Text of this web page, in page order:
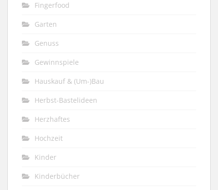
Fingerfood
Garten
Genuss
Gewinnspiele
Hauskauf & (Um-)Bau
Herbst-Bastelideen
Herzhaftes
Hochzeit
Kinder
Kinderbücher